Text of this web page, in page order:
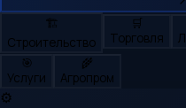
🏗️
Строительство
🛒
Торговля
🎯
Услуги
🌾
Агропром
⚙️